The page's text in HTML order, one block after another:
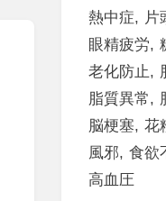
熱中症
片
眼精疲労
老化防止
脂質異常
脳梗塞
花
風邪
食欲
高血圧